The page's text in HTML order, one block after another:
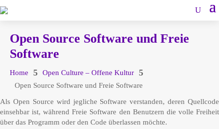
Open Source Software und Freie
Software
Home 5 Open Culture – Offene Kultur 5
Open Source Software und Freie Software
Als Open Source wird jegliche Software verstanden, deren Quellcode
einsehbar ist, während Freie Software den Benutzern die volle Freiheit
über das Programm oder den Code überlassen möchte.